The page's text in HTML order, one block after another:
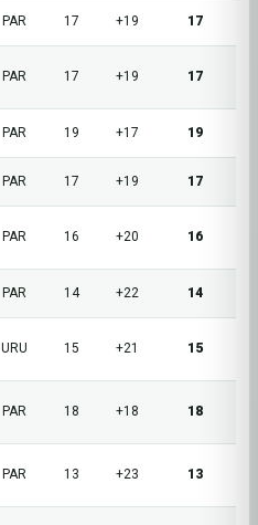
PAR 17 +19 17
PAR 17 +19 17
PAR 19 +17 19
PAR 17 +19 17
PAR 16 +20 16
PAR 14 +22 14
URU 15 +21 15
PAR 18 +18 18
PAR 13 +23 13